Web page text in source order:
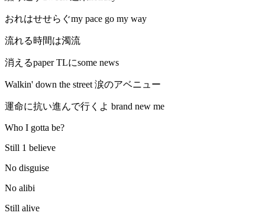
おれはせせらぐmy pace go my way
流れる時間は濁流
消えるpaper TLにsome news
Walkin' down the street 涙のアベニュー
運命に抗い進んで行くよ brand new me
Who I gotta be?
Still 1 believe
No disguise
No alibi
Still alive